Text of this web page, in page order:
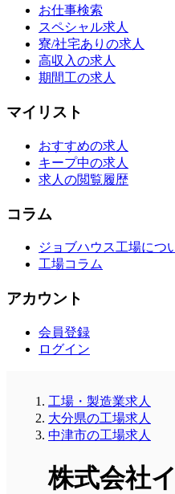
お仕事検索
スペシャル求人
寮/社宅ありの求人
高収入の求人
期間工の求人
マイリスト
おすすめの求人
キープ中の求人
求人の閲覧履歴
コラム
ジョブハウス工場につ
工場コラム
アカウント
会員登録
ログイン
工場・製造業求人
大分県の工場求人
中津市の工場求人
株式会社